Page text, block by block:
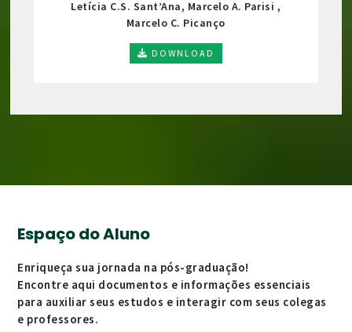
Letícia C.S. Sant’Ana, Marcelo A. Parisi ,
Marcelo C. Picanço
DOWNLOAD
Espaço do Aluno
Enriqueça sua jornada na pós-graduação!
Encontre aqui documentos e informações essenciais
para auxiliar seus estudos e interagir com seus colegas
e professores.